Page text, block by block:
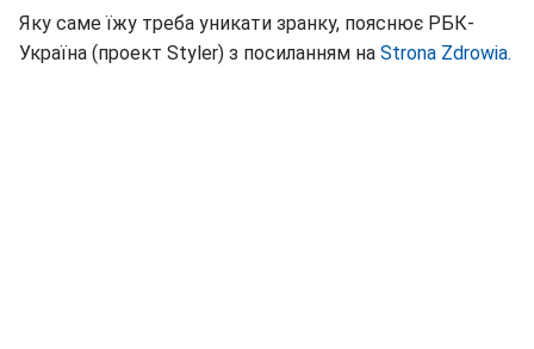
Яку саме їжу треба уникати зранку, пояснює РБК-
Україна (проект Styler) з посиланням на Strona Zdrowia.